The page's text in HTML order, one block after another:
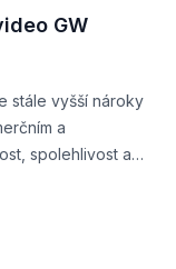
GW
stále vyšší nároky
a
spolehlivost a